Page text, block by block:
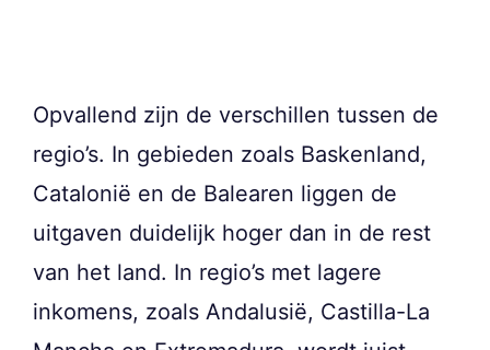
Opvallend zijn de verschillen tussen de
regio’s. In gebieden zoals Baskenland,
Catalonië en de Balearen liggen de
uitgaven duidelijk hoger dan in de rest
van het land. In regio’s met lagere
inkomens, zoals Andalusië, Castilla-La